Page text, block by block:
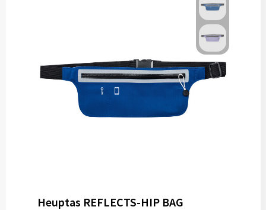
Zonnebrillen
Heuptas REFLECTS-HIP BAG